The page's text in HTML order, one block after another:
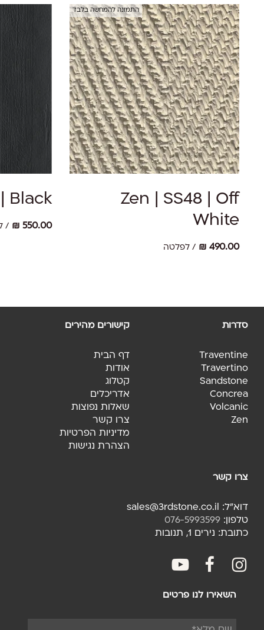
למוצר
זה
מספר
ניתן
את
התמונה להמחשה בלבד
Zen | SS48 | Off
White
₪ 490.00 / לפלטה
מספר
ניתן
Black
₪550.00
/
קישורים מהירים
דף הבית
אודות
קטלוג
אדריכלים
שאלות נפוצות
צרו קשר
מדיניות הפרטיות
הצהרת נגישות
סדרות
Traventine
Travertino
Sandstone
Concrea
Volcanic
Zen
צרו קשר
דוא"ל: sales@3rdstone.co.il
טלפון: 076-5993599
כתובת: נירים 1, תנובות
youtubefacebook
השאירו לנו פרטים